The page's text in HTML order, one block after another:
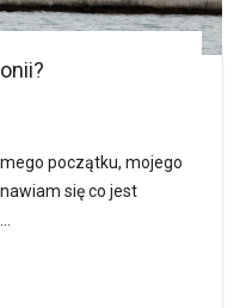
początku, mojego
się co jest